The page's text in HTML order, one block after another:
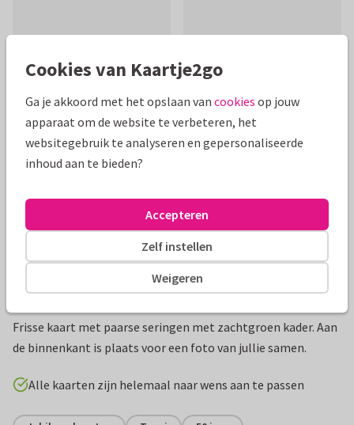
Productinformatie
Frisse kaart met paarse seringen met zachtgroen kader. Aan
de binnenkant is plaats voor een foto van jullie samen.
Alle kaarten zijn helemaal naar wens aan te passen
Cookies van Kaartje2go
Ga je akkoord met het opslaan van cookies op jouw
apparaat om de website te verbeteren, het
websitegebruik te analyseren en gepersonaliseerde
inhoud aan te bieden?
Weigeren
Zelf instellen
Accepteren